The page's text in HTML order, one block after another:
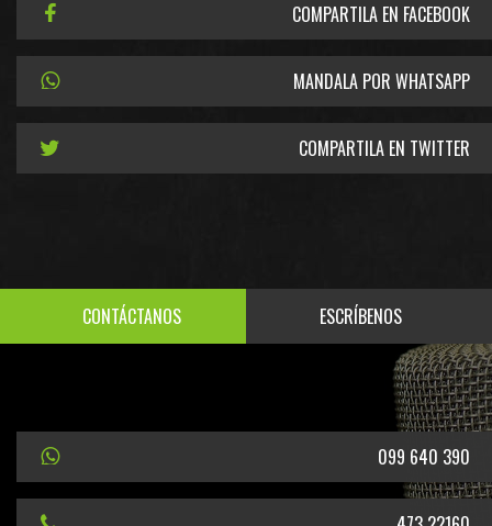
COMPARTILA EN FACEBOOK
MANDALA POR WHATSAPP
COMPARTILA EN TWITTER
CONTÁCTANOS ESCRÍBENOS
099 640 390